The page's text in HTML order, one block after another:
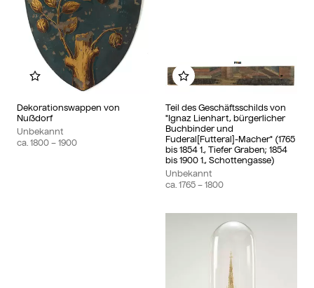
Dekorationswappen von
Nußdorf
Unbekannt
ca. 1800 – 1900
Zu meinem Album hinzufügen
Teil des Geschäftsschilds von
"Ignaz Lienhart, bürgerlicher
Buchbinder und
Fuderal[Futteral]-Macher" (1765
bis 1854 1., Tiefer Graben; 1854
bis 1900 1., Schottengasse)
Unbekannt
ca. 1765 – 1800
Zu meinem Album